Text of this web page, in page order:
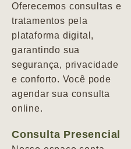
Oferecemos consultas e
tratamentos pela
plataforma digital,
garantindo sua
segurança, privacidade
e conforto. Você pode
agendar sua consulta
online.
Consulta Presencial